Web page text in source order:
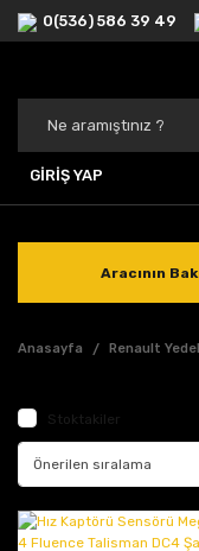
0(536) 586 39 49
GİRİŞ YAP
Aracının
Anasayfa Renault
Stoktakiler